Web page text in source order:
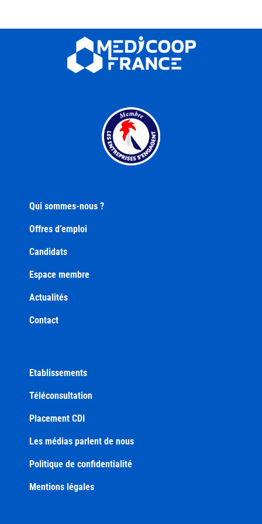
Qui sommes-nous ?
Offres d’emploi
Candidats
Espace membre
Actualités
Contact
Etablissements
Téléconsultation
Placement CDI
Les médias parlent de nous
Politique de confidentialité
Mentions légales